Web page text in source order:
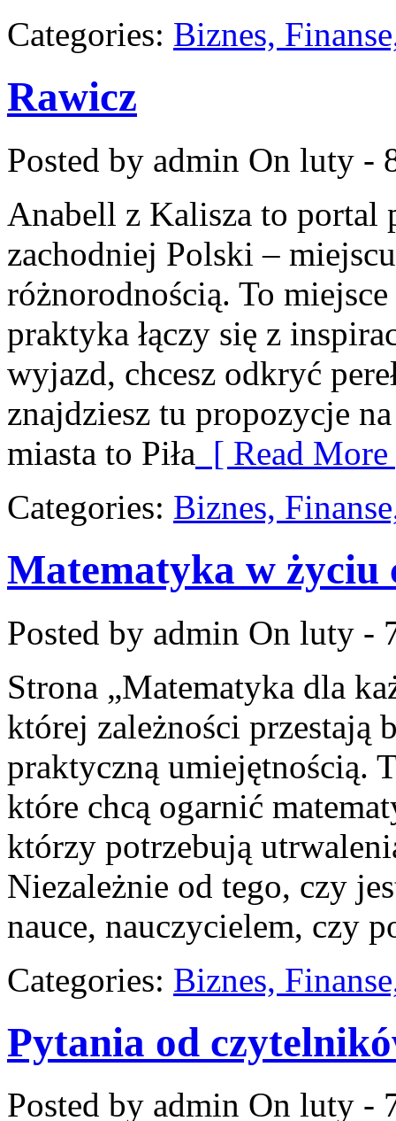
Categories: Biznes,
Rawicz
Posted by admin On luty -
Anabell z Kalisza to portal
zachodniej Polski –
różnorodnością. To
praktyka łączy się z
wyjazd, chcesz odkryć
znajdziesz tu propozycje
miasta to Piła [ Read
Categories: Biznes,
Matematyka w życiu
Posted by admin On luty -
Strona „Matematyka dla
której zależności przestają
praktyczną umiejętnością.
które chcą ogarnić
którzy potrzebują
Niezależnie od tego, czy
nauce, nauczycielem, czy
Categories: Biznes,
Pytania od
Posted by admin On luty -